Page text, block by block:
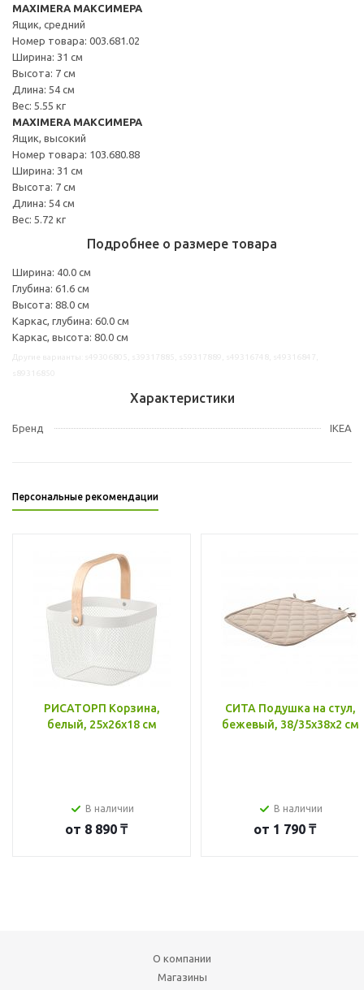
MAXIMERA МАКСИМЕРА
Ящик, средний
Номер товара: 003.681.02
Ширина: 31 см
Высота: 7 см
Длина: 54 см
Вес: 5.55 кг
MAXIMERA МАКСИМЕРА
Ящик, высокий
Номер товара: 103.680.88
Ширина: 31 см
Высота: 7 см
Длина: 54 см
Вес: 5.72 кг
Подробнее о размере товара
Ширина: 40.0 см
Глубина: 61.6 см
Высота: 88.0 см
Каркас, глубина: 60.0 см
Каркас, высота: 80.0 см
Характеристики
Бренд IKEA
Персональные рекомендации
РИСАТОРП Корзина,
белый, 25x26x18 см
В наличии
от 8 890 ₸
СИТА Подушка на стул,
бежевый, 38/35x38x2 см
В наличии
от 1 790 ₸
О компании
Магазины